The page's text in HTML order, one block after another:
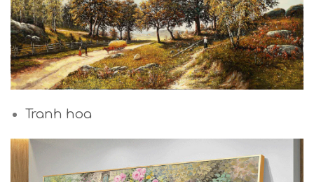
Tranh hoa